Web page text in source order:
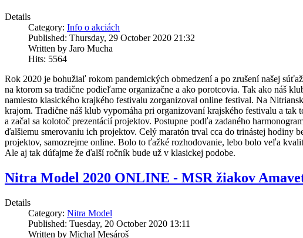
Details
Category: Info o akciách
Published: Thursday, 29 October 2020 21:32
Written by Jaro Mucha
Hits: 5564
Rok 2020 je bohužiaľ rokom pandemických obmedzení a po zrušení našej
na ktorom sa tradične podieľame organizačne a ako porotcovia. Tak ako náš
namiesto klasického krajkého festivalu zorganizoval online festival. Na
krajom. Tradične náš klub vypomáha pri organizovaní krajského festivalu a
a začal sa kolotoč prezentácií projektov. Postupne podľa zadaného
ďalšiemu smerovaniu ich projektov. Celý maratón trval cca do trinástej hodiny
projektov, samozrejme online. Bolo to ťažké rozhodovanie, lebo bolo veľa
Ale aj tak dúfajme že ďalší ročník bude už v klasickej podobe.
Nitra Model 2020 ONLINE - MSR žiakov
Details
Category: Nitra Model
Published: Tuesday, 20 October 2020 13:11
Written by Michal Mesároš